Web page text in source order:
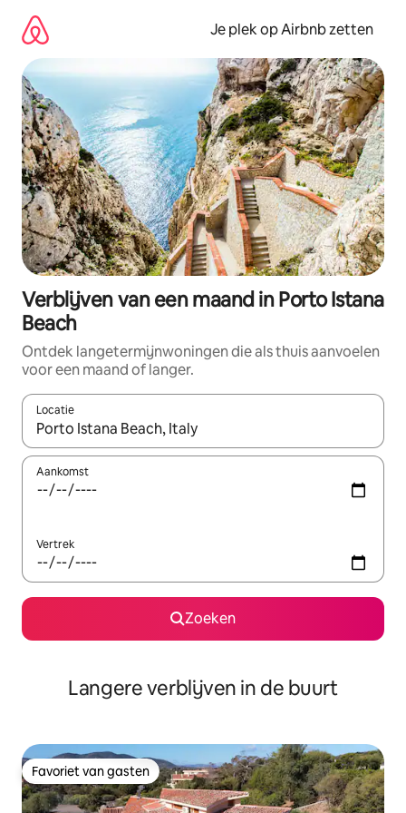
direct
naar
inhoud
Je plek op Airbnb zetten
Verblijven van een maand in Porto Istana
Beach
Ontdek langetermijnwoningen die als thuis aanvoelen
voor een maand of langer.
Locatie
Wanneer er resultaten beschikbaar zijn, maak je een keuze
Aankomst
Vertrek
Zoeken
Langere verblijven in de buurt
Favoriet van gasten
Favoriet van gasten